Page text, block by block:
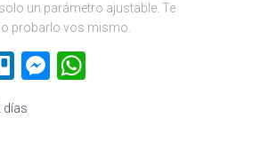
un parámetro ajustable. Te
probarlo vos mismo.
TrelloMessenger
días